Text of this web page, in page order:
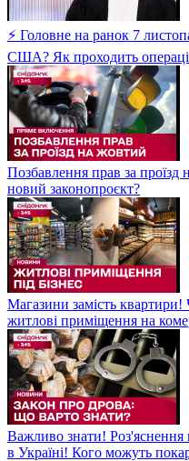
⚡ Головне на ранок 7
США? Як проходить
Позбавлення прав за
новий законопроєкт?
Магазини замість
житлові приміщення на
Важливо знати! Роз'яснення
в Україні! Кого можуть